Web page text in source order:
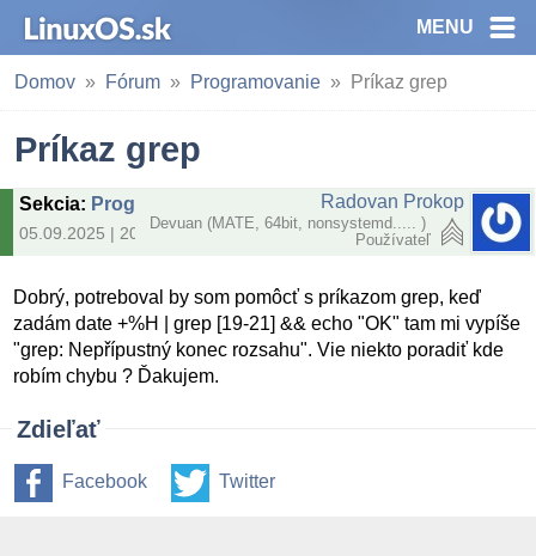
MENU
Domov Fórum Programovanie Príkaz grep
Príkaz grep
Sekcia: Programovanie
05.09.2025 | 20:14
Radovan Prokop
Devuan (MATE, 64bit, nonsystemd..... )
Používateľ
Dobrý, potreboval by som pomôcť s príkazom grep, keď
zadám date +%H | grep [19-21] && echo "OK" tam mi vypíše
"grep: Nepřípustný konec rozsahu". Vie niekto poradiť kde
robím chybu ? Ďakujem.
Zdieľať
Facebook Twitter